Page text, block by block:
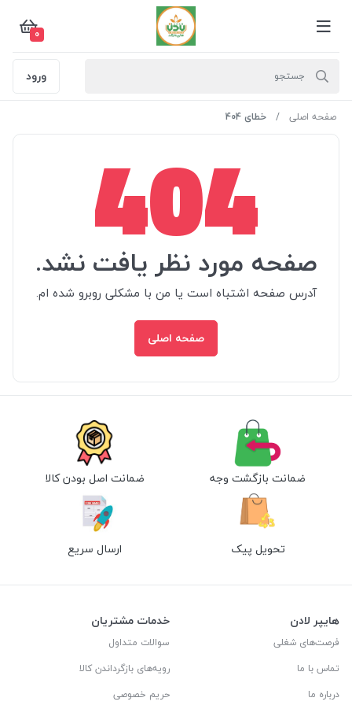
0
ورود
صفحه اصلی خطای 404
404
صفحه مورد نظر یافت نشد.
آدرس صفحه اشتباه است یا من با مشکلی روبرو شده ام.
صفحه اصلی
ضمانت بازگشت وجه ضمانت اصل بودن کالا
تحویل پیک ارسال سریع
هایپر لادن
فرصت‌های شغلی
تماس با ما
درباره ما
خدمات مشتریان
سوالات متداول
رویه‌های بازگرداندن کالا
حریم خصوصی